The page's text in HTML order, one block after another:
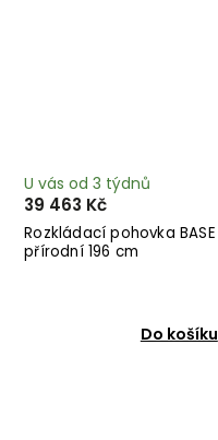
Rozkládací pohovka BASE
přírodní 196 cm
U vás od 3 týdnů
39 463 Kč
Do košíku